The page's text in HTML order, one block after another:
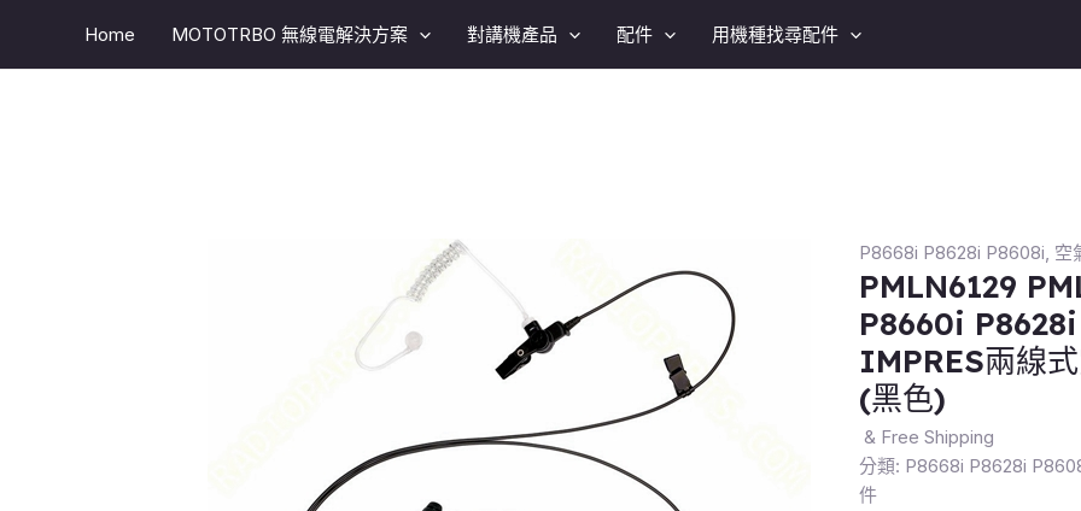
主
Home MOTOTRBO 無線電解決方案​ 對講機產品 配件 用機種找尋配件
P8668i P8628i P8608i, 空
PMLN6129
P8660i
IMPRES兩線
(黑色)
& Free Shipping
分類: P8668i P8628i
件